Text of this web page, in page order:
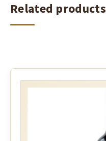
Related products